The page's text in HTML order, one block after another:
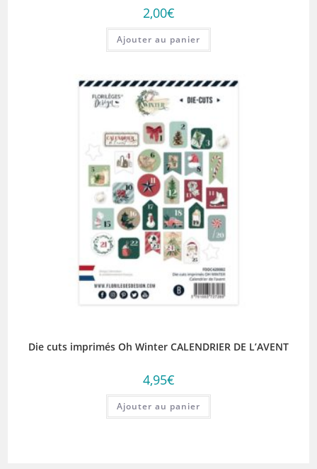
2,00€
Ajouter au panier
Die cuts imprimés Oh Winter CALENDRIER DE L’AVENT
4,95€
Ajouter au panier